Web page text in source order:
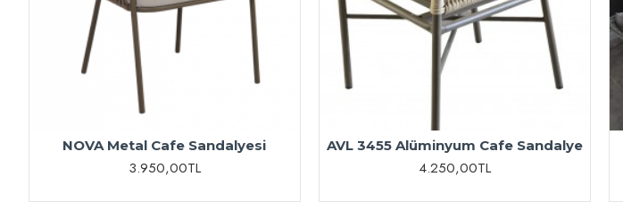
NOVA Metal Cafe Sandalyesi
3.950,00TL
AVL 3455 Alüminyum Cafe Sandalye
4.250,00TL